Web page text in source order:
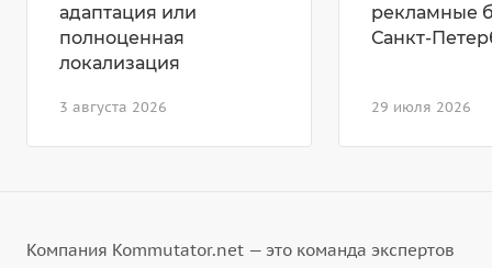
3 августа 2026
адаптация или
полноценная
локализация
29 июля 2026
рекламные
Санкт-
Компания Kommutator.net — это команда экспертов